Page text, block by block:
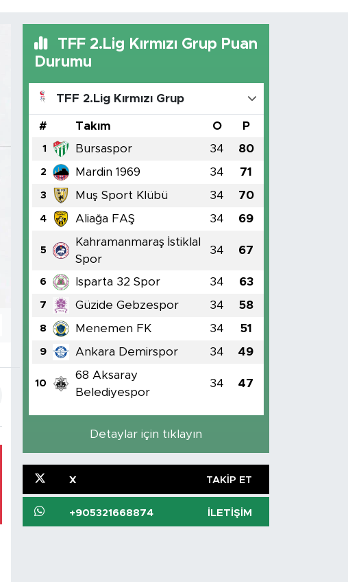
TFF 2.Lig Kırmızı Grup Puan
Durumu
TFF 2.Lig Kırmızı Grup
# Takım O P
1 Bursaspor 34 80
2 Mardin 1969 34 71
3 Muş Sport Klübü 34 70
4 Aliağa FAŞ 34 69
5
Kahramanmaraş İstiklal
Spor
34 67
6 Isparta 32 Spor 34 63
7 Güzide Gebzespor 34 58
8 Menemen FK 34 51
9 Ankara Demirspor 34 49
10
68 Aksaray
Belediyespor
34 47
Detaylar için tıklayın
X TAKIP ET
+905321668874 İLETIŞIM